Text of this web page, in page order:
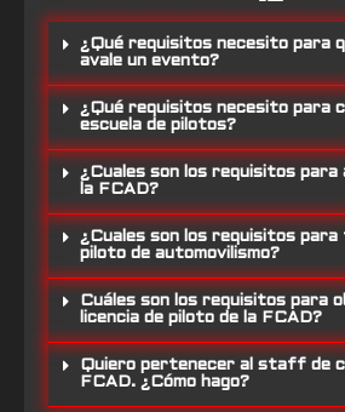
¿Qué requisitos necesito para
avale un evento?
¿Qué requisitos necesito para
escuela de pilotos?
¿Cuales son los requisitos para
la FCAD?
¿Cuales son los requisitos para
piloto de automovilismo?
Cuáles son los requisitos para
licencia de piloto de la FCAD?
Quiero pertenecer al staff de
FCAD. ¿Cómo hago?